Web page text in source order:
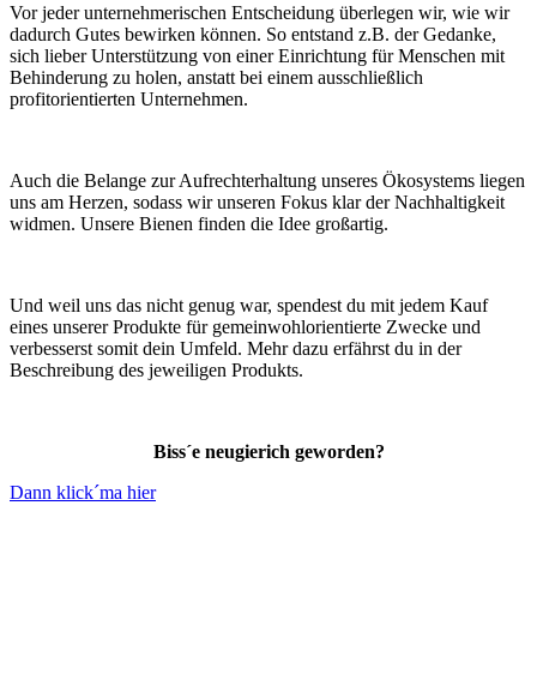
Vor jeder unternehmerischen Entscheidung überlegen wir, wie wir
dadurch Gutes bewirken können. So entstand z.B. der Gedanke,
sich lieber Unterstützung von einer Einrichtung für Menschen mit
Behinderung zu holen, anstatt bei einem ausschließlich
profitorientierten Unternehmen.
Auch die Belange zur Aufrechterhaltung unseres Ökosystems liegen
uns am Herzen, sodass wir unseren Fokus klar der Nachhaltigkeit
widmen. Unsere Bienen finden die Idee großartig.
Und weil uns das nicht genug war, spendest du mit jedem Kauf
eines unserer Produkte für gemeinwohlorientierte Zwecke und
verbesserst somit dein Umfeld. Mehr dazu erfährst du in der
Beschreibung des jeweiligen Produkts.
Biss´e neugierich geworden?
Dann klick´ma hier